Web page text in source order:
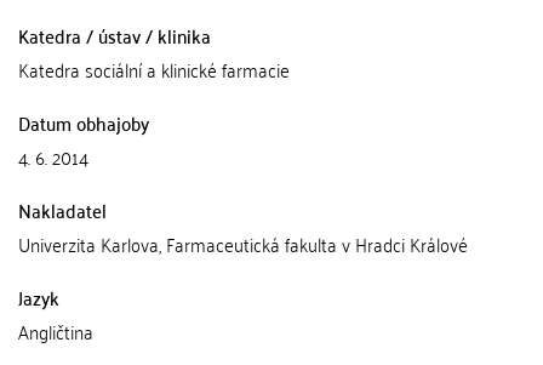
Katedra / ústav / klinika
Katedra sociální a klinické farmacie
Datum obhajoby
4. 6. 2014
Nakladatel
Univerzita Karlova, Farmaceutická fakulta v Hradci Králové
Jazyk
Angličtina